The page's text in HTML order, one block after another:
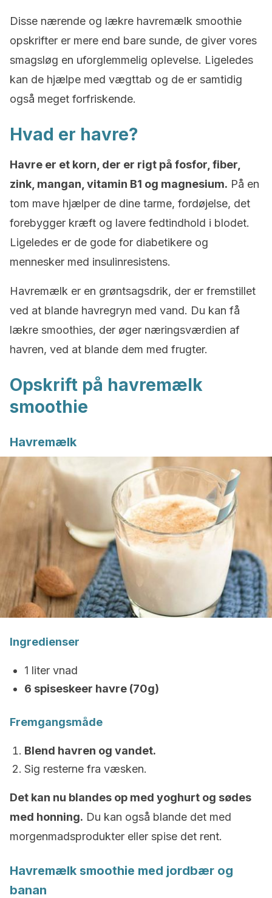
Disse nærende og lækre havremælk smoothie
opskrifter er mere end bare sunde, de giver vores
smagsløg en uforglemmelig oplevelse. Ligeledes
kan de hjælpe med vægttab og de er samtidig
også meget forfriskende.
Hvad er havre?
Havre er et korn, der er rigt på fosfor, fiber,
zink, mangan, vitamin B1 og magnesium. På en
tom mave hjælper de dine tarme, fordøjelse, det
forebygger kræft og lavere fedtindhold i blodet.
Ligeledes er de gode for diabetikere og
mennesker med insulinresistens.
Havremælk er en grøntsagsdrik, der er fremstillet
ved at blande havregryn med vand. Du kan få
lækre smoothies, der øger næringsværdien af
havren, ved at blande dem med frugter.
Opskrift på havremælk
smoothie
Havremælk
Ingredienser
1 liter vnad
6 spiseskeer havre (70g)
Fremgangsmåde
Blend havren og vandet.
Sig resterne fra væsken.
Det kan nu blandes op med yoghurt og sødes
med honning. Du kan også blande det med
morgenmadsprodukter eller spise det rent.
Havremælk smoothie med jordbær og
banan